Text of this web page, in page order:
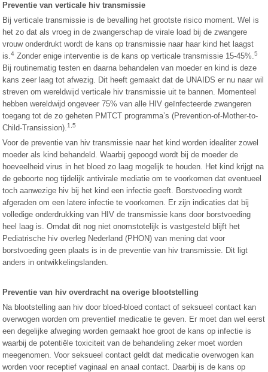
Preventie van verticale hiv transmissie
Bij verticale transmissie is de bevalling het grootste risico moment. Wel is
het zo dat als vroeg in de zwangerschap de virale load bij de zwangere
vrouw onderdrukt wordt de kans op transmissie naar haar kind het laagst
is.4 Zonder enige interventie is de kans op verticale transmissie 15-45%.5
Bij routinematig testen en daarna behandelen van moeder en kind is deze
kans zeer laag tot afwezig. Dit heeft gemaakt dat de UNAIDS er nu naar wil
streven om wereldwijd verticale hiv transmissie uit te bannen. Momenteel
hebben wereldwijd ongeveer 75% van alle HIV geïnfecteerde zwangeren
toegang tot de zo geheten PMTCT programma’s (Prevention-of-Mother-to-
Child-Transission).1,5
Voor de preventie van hiv transmissie naar het kind worden idealiter zowel
moeder als kind behandeld. Waarbij gepoogd wordt bij de moeder de
hoeveelheid virus in het bloed zo laag mogelijk te houden. Het kind krijgt na
de geboorte nog tijdelijk antivirale mediatie om te voorkomen dat eventueel
toch aanwezige hiv bij het kind een infectie geeft. Borstvoeding wordt
afgeraden om een latere infectie te voorkomen. Er zijn indicaties dat bij
volledige onderdrukking van HIV de transmissie kans door borstvoeding
heel laag is. Omdat dit nog niet onomstotelijk is vastgesteld blijft het
Pediatrische hiv overleg Nederland (PHON) van mening dat voor
borstvoeding geen plaats is in de preventie van hiv transmissie. Dit ligt
anders in ontwikkelingslanden.
Preventie van hiv overdracht na overige blootstelling
Na blootstelling aan hiv door bloed-bloed contact of seksueel contact kan
overwogen worden om preventief medicatie te geven. Er moet dan wel eerst
een degelijke afweging worden gemaakt hoe groot de kans op infectie is
waarbij de potentiële toxiciteit van de behandeling zeker moet worden
meegenomen. Voor seksueel contact geldt dat medicatie overwogen kan
worden voor receptief vaginaal en anaal contact. Daarbij is de kans op